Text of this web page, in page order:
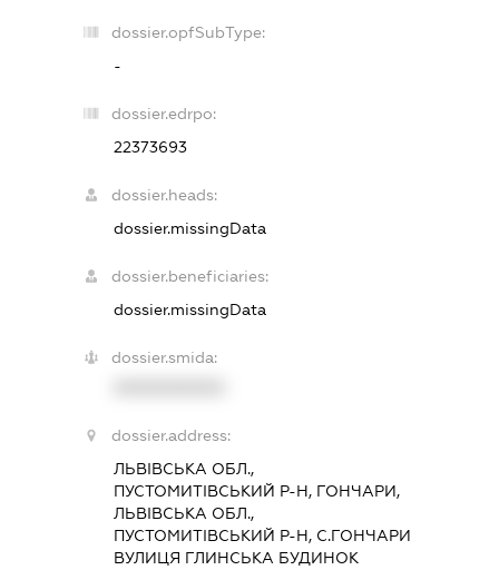
dossier.opfSubType:
-
dossier.edrpo:
22373693
dossier.heads:
dossier.missingData
dossier.beneficiaries:
dossier.missingData
dossier.smida:
dossier.address:
ЛЬВІВСЬКА ОБЛ.,
ПУСТОМИТІВСЬКИЙ Р-Н, ГОНЧАРИ,
ЛЬВІВСЬКА ОБЛ.,
ПУСТОМИТІВСЬКИЙ Р-Н, С.ГОНЧАРИ
ВУЛИЦЯ ГЛИНСЬКА БУДИНОК